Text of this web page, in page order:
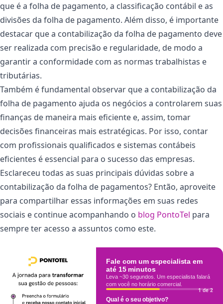
que é a folha de pagamento, a classificação contábil e as
divisões da folha de pagamento. Além disso, é importante
destacar que a contabilização da folha de pagamento deve
ser realizada com precisão e regularidade, de modo a
garantir a conformidade com as normas trabalhistas e
tributárias.
Também é fundamental observar que a contabilização da
folha de pagamento ajuda os negócios a controlarem suas
finanças de maneira mais eficiente e, assim, tomar
decisões financeiras mais estratégicas. Por isso, contar
com profissionais qualificados e sistemas contábeis
eficientes é essencial para o sucesso das empresas.
Esclareceu todas as suas principais dúvidas sobre a
contabilização da folha de pagamentos? Então, aproveite
para compartilhar essas informações em suas redes
sociais e continue acompanhando o blog PontoTel para
sempre ter acesso a assuntos como este.
Fale com um especialista em
até 15 minutos
Leva ~30 segundos. Um especialista falará
com você no horário comercial.
1 de 2
Qual é o seu objetivo?